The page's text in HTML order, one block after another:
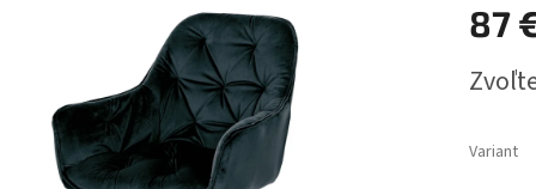
87
cena:
Variant